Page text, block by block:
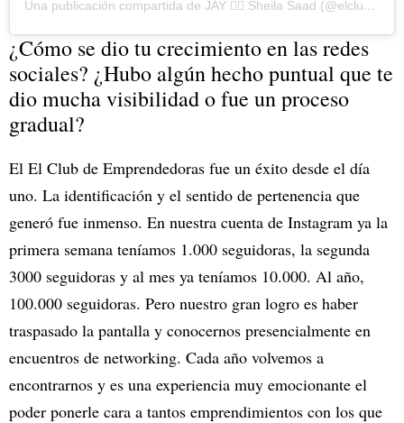
Una publicación compartida de JAY 🙋‍♀️ Sheila Saad (@elclubdeemprendedoras)
¿Cómo se dio tu crecimiento en las redes
sociales? ¿Hubo algún hecho puntual que te
dio mucha visibilidad o fue un proceso
gradual?
El El Club de Emprendedoras fue un éxito desde el día
uno. La identificación y el sentido de pertenencia que
generó fue inmenso. En nuestra cuenta de Instagram ya la
primera semana teníamos 1.000 seguidoras, la segunda
3000 seguidoras y al mes ya teníamos 10.000. Al año,
100.000 seguidoras. Pero nuestro gran logro es haber
traspasado la pantalla y conocernos presencialmente en
encuentros de networking. Cada año volvemos a
encontrarnos y es una experiencia muy emocionante el
poder ponerle cara a tantos emprendimientos con los que